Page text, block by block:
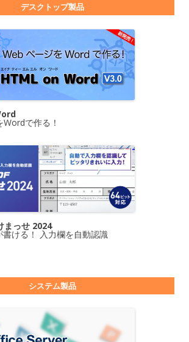
デスクトップ製品
で作る！
まっせ 2024
書ける！ 入力欄を自動認識
システム製品